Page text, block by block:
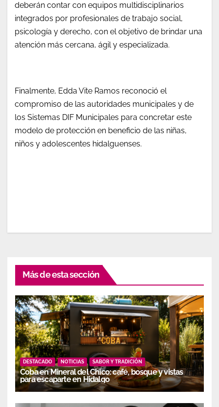
deberán contar con equipos multidisciplinarios
integrados por profesionales de trabajo social,
psicología y derecho, con el objetivo de brindar una
atención más cercana, ágil y especializada.
Finalmente, Edda Vite Ramos reconoció el
compromiso de las autoridades municipales y de
los Sistemas DIF Municipales para concretar este
modelo de protección en beneficio de las niñas,
niños y adolescentes hidalguenses.
Más de esta sección
DESTACADO NOTICIAS SABOR Y TRADICIÓN
Coba en Mineral del Chico: café, bosque y vistas
para escaparte en Hidalgo